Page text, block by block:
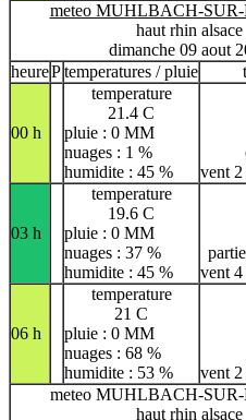
meteo MUHLBACH-
haut rhin alsace
dimanche 09 aout
heurePtemperatures / pluie
00 h
temperature
21.4 C
pluie : 0 MM
nuages : 1 %
humidite : 45 %
vent
03 h
temperature
19.6 C
pluie : 0 MM
nuages : 37 %
humidite : 45 %
vent
06 h
temperature
21 C
pluie : 0 MM
nuages : 68 %
humidite : 53 %
vent
meteo MUHLBACH-
haut rhin alsace